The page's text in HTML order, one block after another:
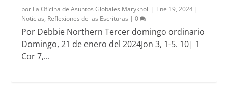
por La Oficina de Asuntos Globales Maryknoll | Ene 19, 2024 |
Noticias, Reflexiones de las Escrituras |0
Por Debbie Northern Tercer domingo ordinario
Domingo, 21 de enero del 2024Jon 3, 1-5. 10| 1
Cor 7,...